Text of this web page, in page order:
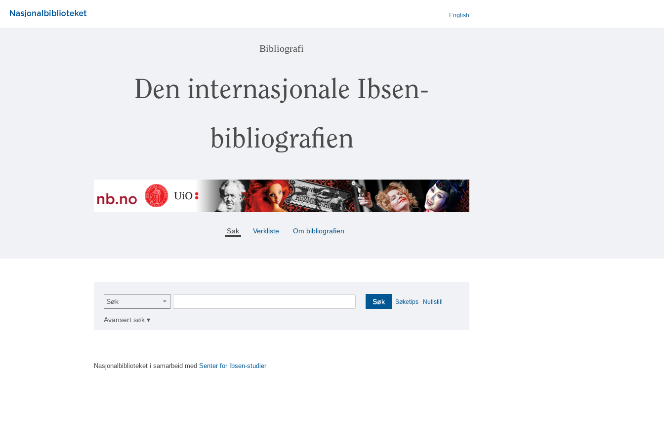
English
Bibliografi
Den internasjonale Ibsen-
bibliografien
Søk Verkliste Om bibliografien
Søk Søk Søketips Nullstill
Avansert søk ▾
Nasjonalbiblioteket i samarbeid med Senter for Ibsen-studier